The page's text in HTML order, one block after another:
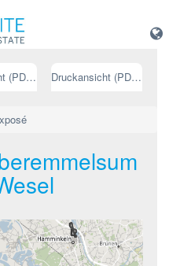
Druckansicht (PDF) // deutsch Druckansicht (PDF) // englisch